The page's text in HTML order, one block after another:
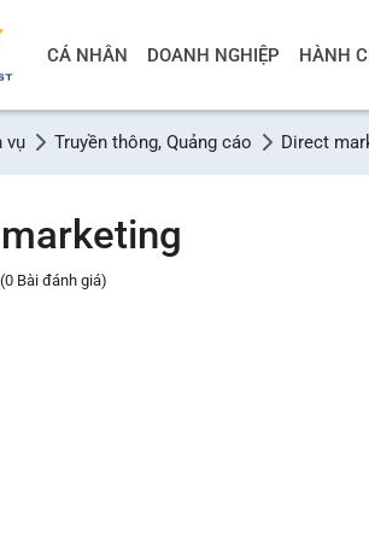
CÁ NHÂN DOANH NGHIỆP HÀNH
vụ Truyền thông, Quảng cáo Direct
0 Bài đánh giá